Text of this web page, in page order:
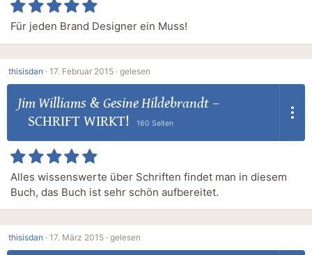
Für jeden Brand Designer ein Muss!
thisisdan · 17. Februar 2015 · gelesen
Jim Williams & Gesine Hildebrandt–
SCHRIFT WIRKT!
160 Seiten
Alles wissenswerte über Schriften findet man in diesem
Buch, das Buch ist sehr schön aufbereitet.
thisisdan · 17. März 2015 · gelesen